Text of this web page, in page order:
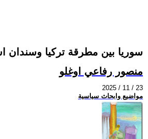
سوريا بين مطرقة تركيا وسندان
منصور رفاعي اوغلو
2025 / 11 / 23
مواضيع وابحاث سياسية